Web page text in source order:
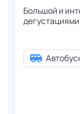
Большой и
дегустациями.